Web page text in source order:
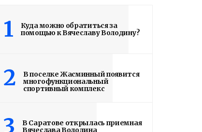
1
Куда можно обратиться за
помощью к Вячеславу Володину?
2
В поселке Жасминный появится
многофункциональный
спортивный комплекс
3
В Саратове открылась приемная
Вячеслава Володина
Володин о СПАСЕНИИ
радиоэлектроники
им. Яблочкова СГУ
Вячеслав Володин в ходе ВКС